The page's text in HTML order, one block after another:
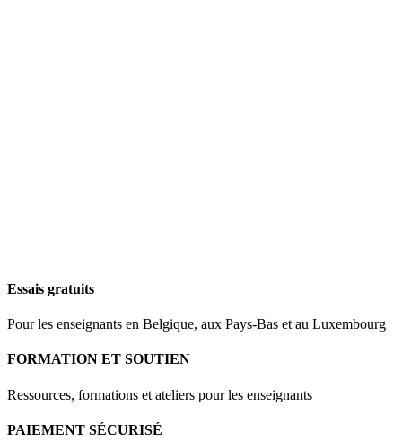
Essais gratuits
Pour les enseignants en Belgique, aux Pays-Bas et au Luxembourg
FORMATION ET SOUTIEN
Ressources, formations et ateliers pour les enseignants
PAIEMENT SÉCURISÉ